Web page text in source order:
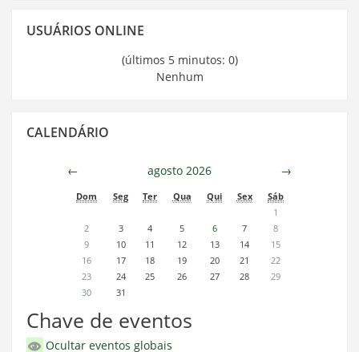
Usuários
USUÁRIOS ONLINE
(últimos 5 minutos: 0)
Nenhum
Calendário
CALENDÁRIO
← agosto 2026 →
Dom Seg Ter Qua Qui Sex
Sáb
1
2
3 4 5 6 7
8
9
10 11 12 13 14
15
16
17 18 19 20 21
22
23
24 25 26 27 28
29
30
31
Chave de eventos
Ocultar eventos globais